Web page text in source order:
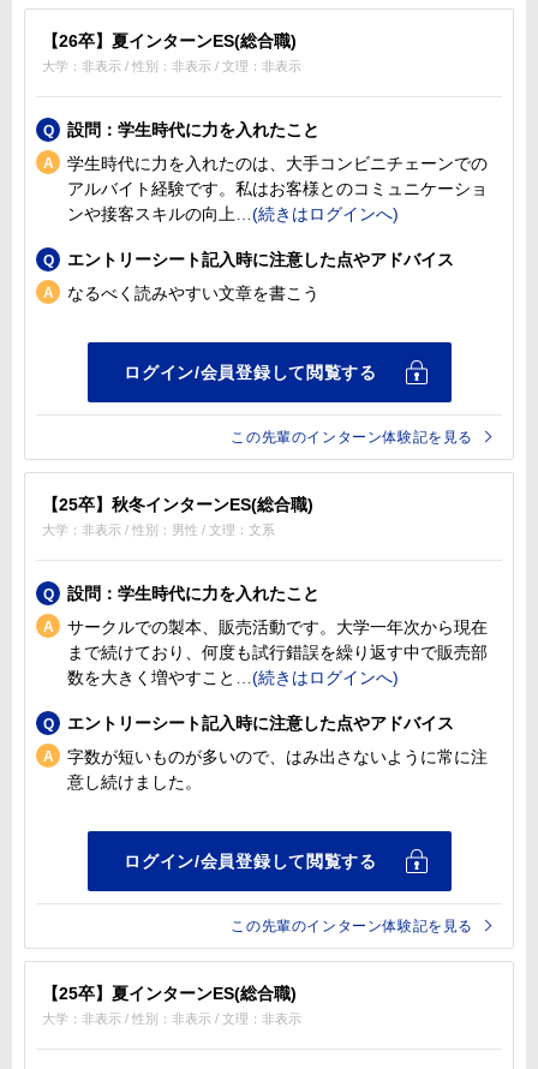
【26卒】夏インターンES(総合職)
大学：非表示 / 性別：非表示 / 文理：非表示
設問：学生時代に力を入れたこと
学生時代に力を入れたのは、大手コンビニチェーンでの
アルバイト経験です。私はお客様とのコミュニケーショ
ンや接客スキルの向上
エントリーシート記入時に注意した点やアドバイス
なるべく読みやすい文章を書こう
この先輩のインターン体験記を見る
【25卒】秋冬インターンES(総合職)
大学：非表示 / 性別：男性 / 文理：文系
設問：学生時代に力を入れたこと
サークルでの製本、販売活動です。大学一年次から現在
まで続けており、何度も試行錯誤を繰り返す中で販売部
数を大きく増やすこと
エントリーシート記入時に注意した点やアドバイス
字数が短いものが多いので、はみ出さないように常に注
意し続けました。
この先輩のインターン体験記を見る
【25卒】夏インターンES(総合職)
大学：非表示 / 性別：非表示 / 文理：非表示